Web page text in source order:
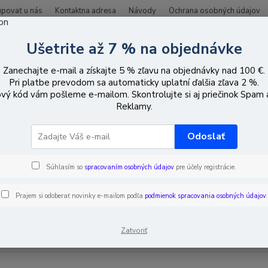
u nás Kontaktna adresa Návody Ochrana osobných údajov
Hľadať
vybavenie Video baluny Prenos videa a audia + zasielanie
videa a audia + zasielanie
EUR Od
Akcia
Ušetrite až 7 % na objednávke
Zanechajte e-mail a získajte 5 % zľavu na objednávky nad 100 €.
Pri platbe prevodom sa automaticky uplatní ďalšia zľava 2 %.
kód vám pošleme e-mailom. Skontrolujte si aj priečinok Spam
Reklamy.
Odoslať
Súhlasím so spracovaním osobných údajov pre účely registrácie.
Prajem si odoberať novinky e-mailom podľa podmienok spracovania osobných údajov.
Zatvoriť